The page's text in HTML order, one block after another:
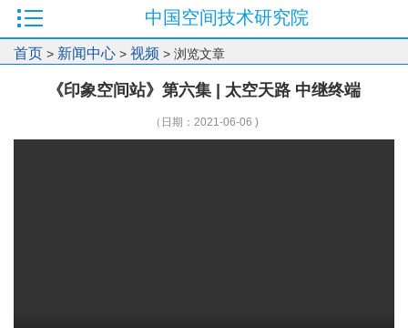
中国空间技术研究院
首页 > 新闻中心 > 视频 > 浏览文章
《印象空间站》第六集 | 太空天路 中继终端
（日期：2021-06-06 )